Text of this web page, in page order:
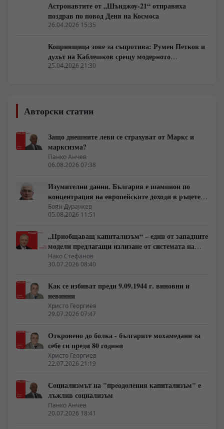
Астронавтите от „Шънджоу-21“ отправиха
поздрав по повод Деня на Космоса
26.04.2026 15:35
Копривщица зове за съпротива: Румен Петков и
духът на Каблешков срещу модерното
еничарство
25.04.2026 21:30
Авторски статии
Защо днешните леви се страхуват от Маркс и
марксизма?
Панко Анчев
06.08.2026 07:38
Изумителни данни. България е шампион по
концентрация на европейските доходи в ръцете
на най-богатия 1%, надминава и САЩ
Боян Дуранкев
05.08.2026 11:51
„Приобщаващ капитализъм“ – един от западните
модели предлагащи излизане от системата на
неолиберализма
Нако Стефанов
30.07.2026 08:40
Как се избиват преди 9.09.1944 г. виновни и
невинни
Христо Георгиев
29.07.2026 07:47
Откровено до болка - българите мохамедани за
себе си преди 80 години
Христо Георгиев
22.07.2026 21:19
Социализмът на "преодоления капитализъм" е
лъжлив социализъм
Панко Анчев
20.07.2026 18:41